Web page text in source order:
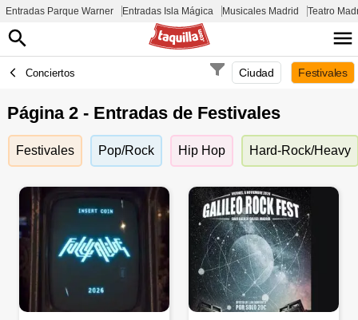
Entradas Parque Warner Entradas Isla Mágica Musicales Madrid Teatro
Conciertos Ciudad Festivales
Página 2 - Entradas de Festivales
Festivales Pop/Rock Hip Hop Hard-Rock/Heavy